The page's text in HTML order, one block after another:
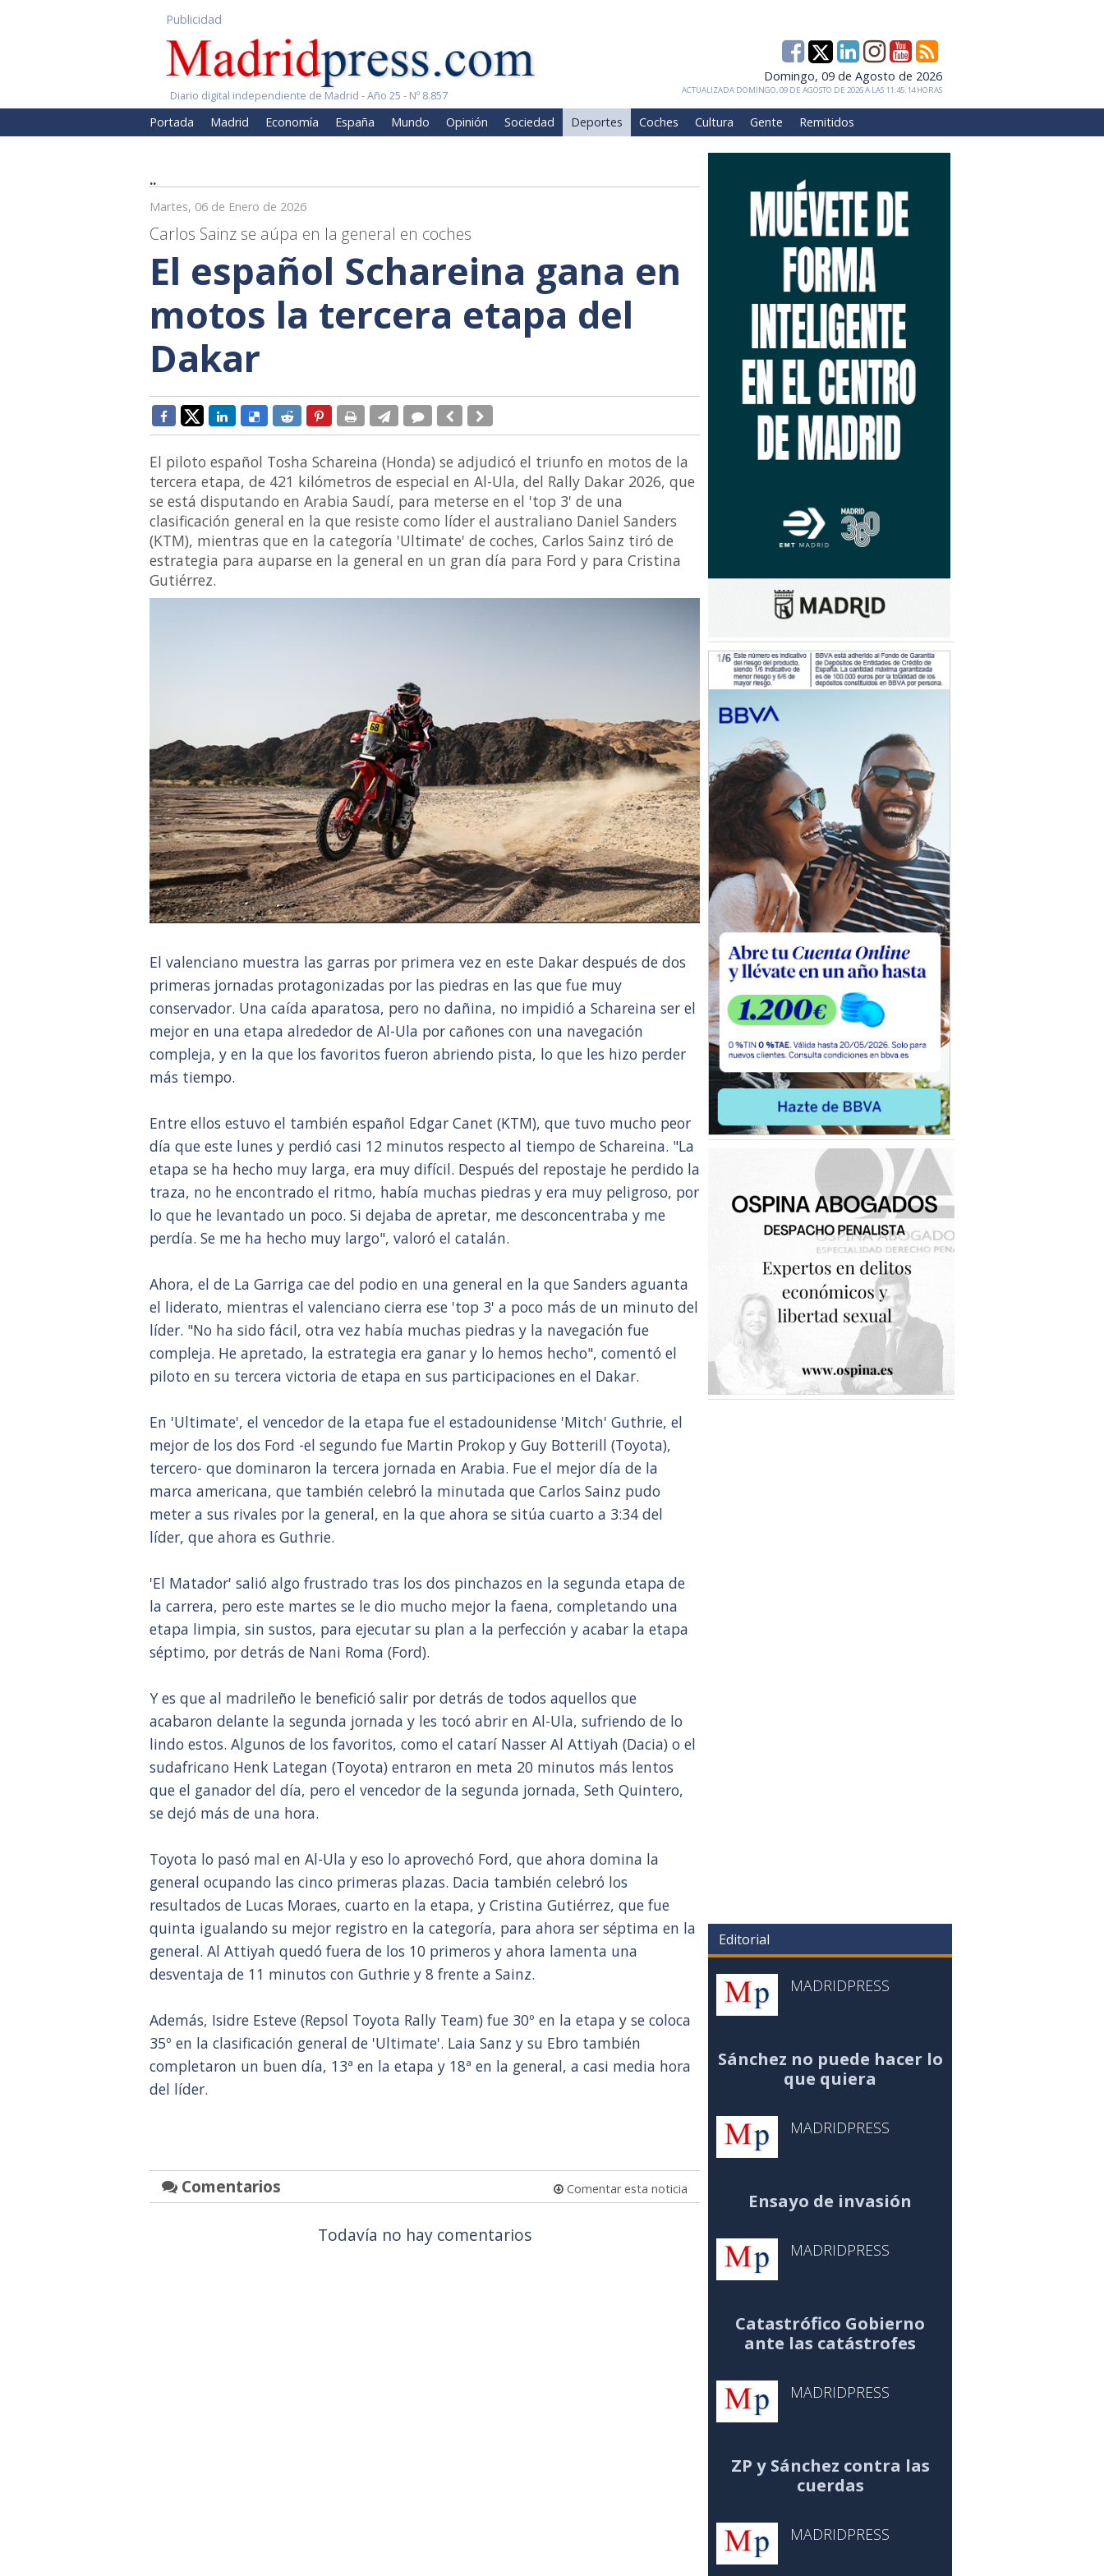
Publicidad
Diario digital independiente de Madrid - Año 25 - Nº 8.857
Domingo, 09 de Agosto de 2026
ACTUALIZADA DOMINGO, 09 DE AGOSTO DE 2026 A LAS 11:45:14 HORAS
Portada Madrid Economía España Mundo Opinión Sociedad Deportes Coches Cultura Gente Remitidos
..
Martes, 06 de Enero de 2026
Carlos Sainz se aúpa en la general en coches
El español Schareina gana en
motos la tercera etapa del
Dakar
El piloto español Tosha Schareina (Honda) se adjudicó el triunfo en motos de la
tercera etapa, de 421 kilómetros de especial en Al-Ula, del Rally Dakar 2026, que
se está disputando en Arabia Saudí, para meterse en el 'top 3' de una
clasificación general en la que resiste como líder el australiano Daniel Sanders
(KTM), mientras que en la categoría 'Ultimate' de coches, Carlos Sainz tiró de
estrategia para auparse en la general en un gran día para Ford y para Cristina
Gutiérrez.
El valenciano muestra las garras por primera vez en este Dakar después de dos
primeras jornadas protagonizadas por las piedras en las que fue muy
conservador. Una caída aparatosa, pero no dañina, no impidió a Schareina ser el
mejor en una etapa alrededor de Al-Ula por cañones con una navegación
compleja, y en la que los favoritos fueron abriendo pista, lo que les hizo perder
más tiempo.
Entre ellos estuvo el también español Edgar Canet (KTM), que tuvo mucho peor
día que este lunes y perdió casi 12 minutos respecto al tiempo de Schareina. "La
etapa se ha hecho muy larga, era muy difícil. Después del repostaje he perdido la
traza, no he encontrado el ritmo, había muchas piedras y era muy peligroso, por
lo que he levantado un poco. Si dejaba de apretar, me desconcentraba y me
perdía. Se me ha hecho muy largo", valoró el catalán.
Ahora, el de La Garriga cae del podio en una general en la que Sanders aguanta
el liderato, mientras el valenciano cierra ese 'top 3' a poco más de un minuto del
líder. "No ha sido fácil, otra vez había muchas piedras y la navegación fue
compleja. He apretado, la estrategia era ganar y lo hemos hecho", comentó el
piloto en su tercera victoria de etapa en sus participaciones en el Dakar.
En 'Ultimate', el vencedor de la etapa fue el estadounidense 'Mitch' Guthrie, el
mejor de los dos Ford -el segundo fue Martin Prokop y Guy Botterill (Toyota),
tercero- que dominaron la tercera jornada en Arabia. Fue el mejor día de la
marca americana, que también celebró la minutada que Carlos Sainz pudo
meter a sus rivales por la general, en la que ahora se sitúa cuarto a 3:34 del
líder, que ahora es Guthrie.
'El Matador' salió algo frustrado tras los dos pinchazos en la segunda etapa de
la carrera, pero este martes se le dio mucho mejor la faena, completando una
etapa limpia, sin sustos, para ejecutar su plan a la perfección y acabar la etapa
séptimo, por detrás de Nani Roma (Ford).
Y es que al madrileño le benefició salir por detrás de todos aquellos que
acabaron delante la segunda jornada y les tocó abrir en Al-Ula, sufriendo de lo
lindo estos. Algunos de los favoritos, como el catarí Nasser Al Attiyah (Dacia) o el
sudafricano Henk Lategan (Toyota) entraron en meta 20 minutos más lentos
que el ganador del día, pero el vencedor de la segunda jornada, Seth Quintero,
se dejó más de una hora.
Toyota lo pasó mal en Al-Ula y eso lo aprovechó Ford, que ahora domina la
general ocupando las cinco primeras plazas. Dacia también celebró los
resultados de Lucas Moraes, cuarto en la etapa, y Cristina Gutiérrez, que fue
quinta igualando su mejor registro en la categoría, para ahora ser séptima en la
general. Al Attiyah quedó fuera de los 10 primeros y ahora lamenta una
desventaja de 11 minutos con Guthrie y 8 frente a Sainz.
Además, Isidre Esteve (Repsol Toyota Rally Team) fue 30º en la etapa y se coloca
35º en la clasificación general de 'Ultimate'. Laia Sanz y su Ebro también
completaron un buen día, 13ª en la etapa y 18ª en la general, a casi media hora
del líder.
Comentarios Comentar esta noticia
Todavía no hay comentarios
Editorial
MADRIDPRESS
Sánchez no puede hacer lo
que quiera
MADRIDPRESS
Ensayo de invasión
MADRIDPRESS
Catastrófico Gobierno
ante las catástrofes
MADRIDPRESS
ZP y Sánchez contra las
cuerdas
MADRIDPRESS